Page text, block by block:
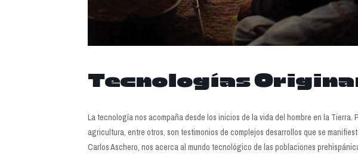
Tecnologías
La tecnología nos acompaña desde los inicios de la vida del hombre en la
agricultura, entre otros, son testimonios de complejos desarrollos que se
Carlos Aschero, nos acerca al mundo tecnológico de las poblaciones